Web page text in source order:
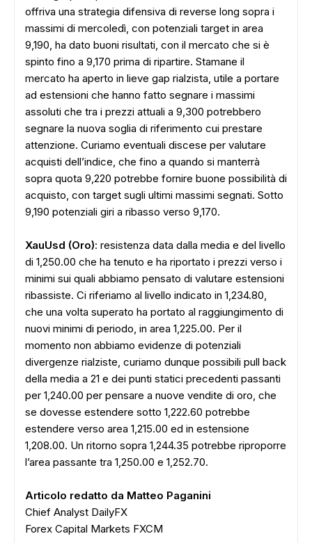
offriva una strategia difensiva di reverse long sopra i
massimi di mercoledì, con potenziali target in area
9,190, ha dato buoni risultati, con il mercato che si è
spinto fino a 9,170 prima di ripartire. Stamane il
mercato ha aperto in lieve gap rialzista, utile a portare
ad estensioni che hanno fatto segnare i massimi
assoluti che tra i prezzi attuali a 9,300 potrebbero
segnare la nuova soglia di riferimento cui prestare
attenzione. Curiamo eventuali discese per valutare
acquisti dell’indice, che fino a quando si manterrà
sopra quota 9,220 potrebbe fornire buone possibilità di
acquisto, con target sugli ultimi massimi segnati. Sotto
9,190 potenziali giri a ribasso verso 9,170.
XauUsd (Oro): resistenza data dalla media e del livello
di 1,250.00 che ha tenuto e ha riportato i prezzi verso i
minimi sui quali abbiamo pensato di valutare estensioni
ribassiste. Ci riferiamo al livello indicato in 1,234.80,
che una volta superato ha portato al raggiungimento di
nuovi minimi di periodo, in area 1,225.00. Per il
momento non abbiamo evidenze di potenziali
divergenze rialziste, curiamo dunque possibili pull back
della media a 21 e dei punti statici precedenti passanti
per 1,240.00 per pensare a nuove vendite di oro, che
se dovesse estendere sotto 1,222.60 potrebbe
estendere verso area 1,215.00 ed in estensione
1,208.00. Un ritorno sopra 1,244.35 potrebbe riproporre
l’area passante tra 1,250.00 e 1,252.70.
Articolo redatto da Matteo Paganini
Chief Analyst DailyFX
Forex Capital Markets FXCM